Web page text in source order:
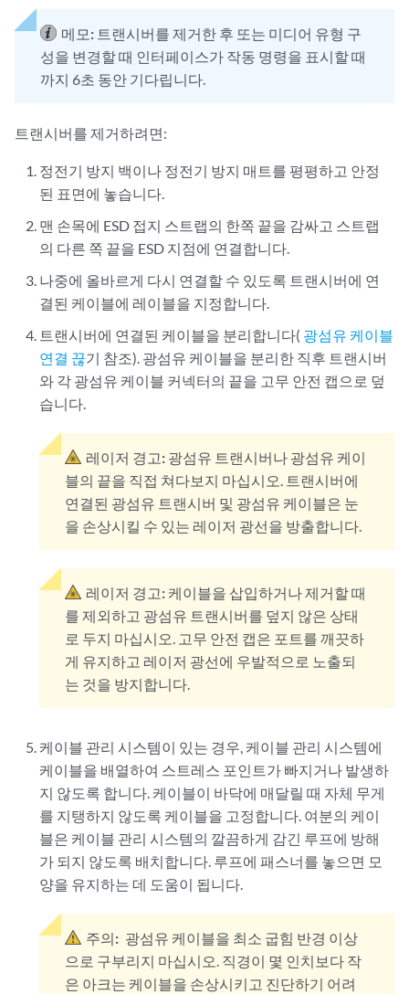
메모: 트랜시버를 제거한 후 또는 미디어 유형 구
성을 변경할 때 인터페이스가 작동 명령을 표시할 때
까지 6초 동안 기다립니다.
트랜시버를 제거하려면:
정전기 방지 백이나 정전기 방지 매트를 평평하고 안정
된 표면에 놓습니다.
맨 손목에 ESD 접지 스트랩의 한쪽 끝을 감싸고 스트랩
의 다른 쪽 끝을 ESD 지점에 연결합니다.
나중에 올바르게 다시 연결할 수 있도록 트랜시버에 연
결된 케이블에 레이블을 지정합니다.
트랜시버에 연결된 케이블을 분리합니다( 광섬유 케이블
연결 끊기 참조). 광섬유 케이블을 분리한 직후 트랜시버
와 각 광섬유 케이블 커넥터의 끝을 고무 안전 캡으로 덮
습니다.
레이저 경고: 광섬유 트랜시버나 광섬유 케이
블의 끝을 직접 쳐다보지 마십시오. 트랜시버에
연결된 광섬유 트랜시버 및 광섬유 케이블은 눈
을 손상시킬 수 있는 레이저 광선을 방출합니다.
레이저 경고: 케이블을 삽입하거나 제거할 때
를 제외하고 광섬유 트랜시버를 덮지 않은 상태
로 두지 마십시오. 고무 안전 캡은 포트를 깨끗하
게 유지하고 레이저 광선에 우발적으로 노출되
는 것을 방지합니다.
케이블 관리 시스템이 있는 경우, 케이블 관리 시스템에
케이블을 배열하여 스트레스 포인트가 빠지거나 발생하
지 않도록 합니다. 케이블이 바닥에 매달릴 때 자체 무게
를 지탱하지 않도록 케이블을 고정합니다. 여분의 케이
블은 케이블 관리 시스템의 깔끔하게 감긴 루프에 방해
가 되지 않도록 배치합니다. 루프에 패스너를 놓으면 모
양을 유지하는 데 도움이 됩니다.
주의: 광섬유 케이블을 최소 굽힘 반경 이상
으로 구부리지 마십시오. 직경이 몇 인치보다 작
은 아크는 케이블을 손상시키고 진단하기 어려